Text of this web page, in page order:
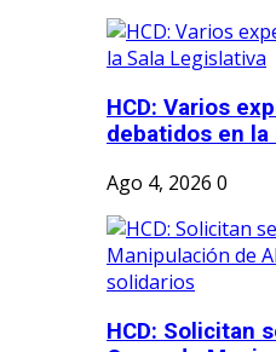
HCD: Varios
debatidos en la
Ago 4, 2026 0
HCD: Solicitan